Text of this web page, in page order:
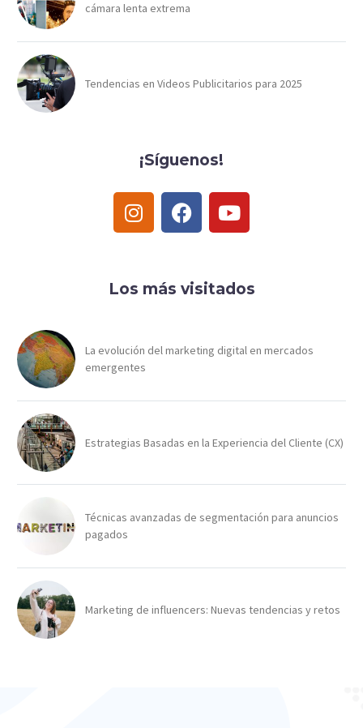
cámara lenta extrema
Tendencias en Videos Publicitarios para 2025
¡Síguenos!
Los más visitados
La evolución del marketing digital en mercados
emergentes
Estrategias Basadas en la Experiencia del Cliente (CX)
Técnicas avanzadas de segmentación para anuncios
pagados
Marketing de influencers: Nuevas tendencias y retos